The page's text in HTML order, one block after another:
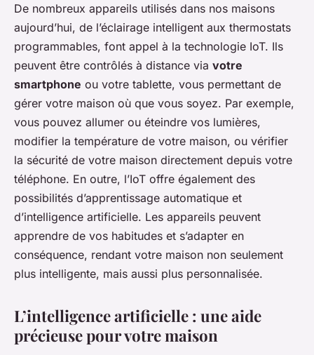
De nombreux appareils utilisés dans nos maisons
aujourd’hui, de l’éclairage intelligent aux thermostats
programmables, font appel à la technologie IoT. Ils
peuvent être contrôlés à distance via votre
smartphone ou votre tablette, vous permettant de
gérer votre maison où que vous soyez. Par exemple,
vous pouvez allumer ou éteindre vos lumières,
modifier la température de votre maison, ou vérifier
la sécurité de votre maison directement depuis votre
téléphone. En outre, l’IoT offre également des
possibilités d’apprentissage automatique et
d’intelligence artificielle. Les appareils peuvent
apprendre de vos habitudes et s’adapter en
conséquence, rendant votre maison non seulement
plus intelligente, mais aussi plus personnalisée.
L’intelligence artificielle : une aide
précieuse pour votre maison